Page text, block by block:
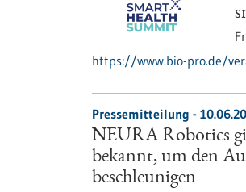
https://www.bio-pro.de/
Pressemitteilung -
NEURA Robotics
bekannt, um den
beschleunigen